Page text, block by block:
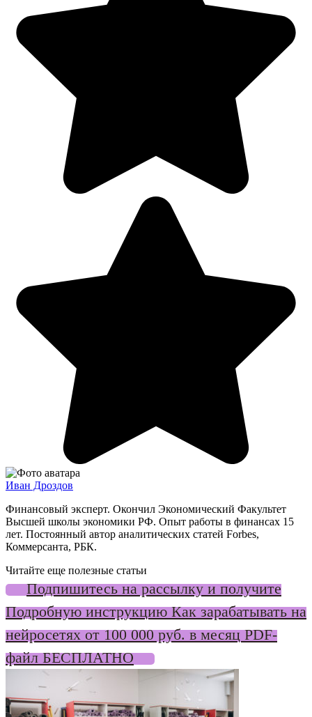
Иван Дроздов
Финансовый эксперт. Окончил Экономический Факультет
Высшей школы экономики РФ. Опыт работы в финансах 15
лет. Постоянный автор аналитических статей Forbes,
Коммерсанта, РБК.
Читайте еще полезные статьи
Подпишитесь на рассылку и получите
Подробную инструкцию Как зарабатывать на
нейросетях от 100 000 руб. в месяц PDF-
файл БЕСПЛАТНО